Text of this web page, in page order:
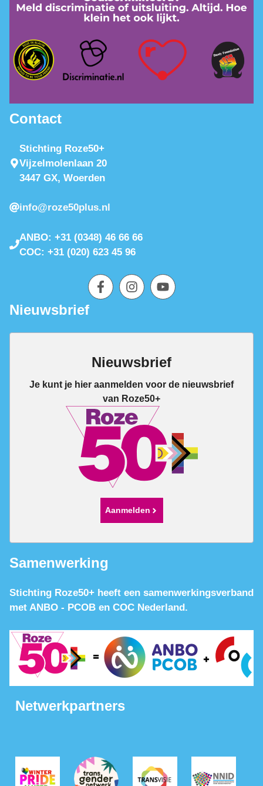
Contact
Stichting Roze50+
Vijzelmolenlaan 20
3447 GX, Woerden
info@roze50plus.nl
ANBO: +31 (0348) 46 66 66
COC: +31 (020) 623 45 96
Nieuwsbrief
Nieuwsbrief
Je kunt je hier aanmelden voor de nieuwsbrief
van Roze50+
Aanmelden
Samenwerking
Stichting Roze50+ heeft een samenwerkingsverband
met ANBO - PCOB en COC Nederland.
Netwerkpartners